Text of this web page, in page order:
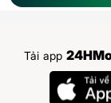
Tải app